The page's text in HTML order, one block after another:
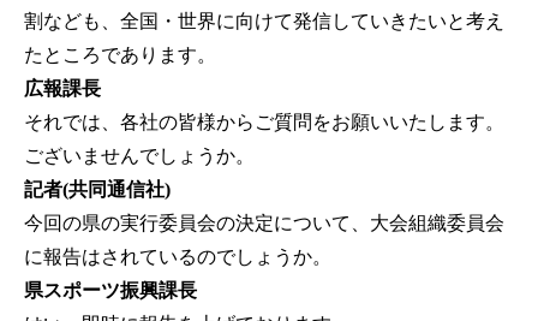
割なども、全国・世界に向けて発信していきたいと考え
たところであります。
広報課長
それでは、各社の皆様からご質問をお願いいたします。
ございませんでしょうか。
記者(共同通信社)
今回の県の実行委員会の決定について、大会組織委員会
に報告はされているのでしょうか。
県スポーツ振興課長